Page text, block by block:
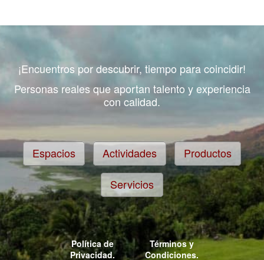
¡Encuentros por descubrir, tiempo para coincidir!
Personas reales que aportan talento y experiencia
con calidad.
Espacios Actividades Productos
Servicios
Política de
Privacidad.
Términos y
Condiciones.